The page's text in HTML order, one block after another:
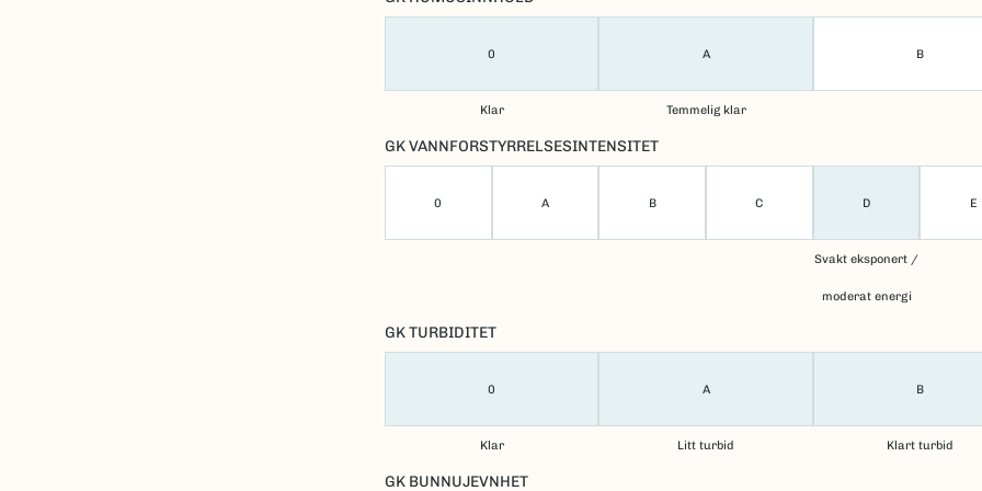
0
Klar
A
Temmelig klar
B
GK VANNFORSTYRRELSESINTENSITET
0 A B C D
Svakt eksponert /
moderat energi
E
GK TURBIDITET
0
Klar
A
Litt turbid
B
Klart turbid
GK BUNNUJEVNHET